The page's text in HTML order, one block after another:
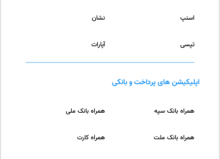
نشان اسنپ
آپارات تپسی
اپلیکیشن های پرداخت و بانکی
همراه بانک ملی همراه بانک سپه
همراه کارت همراه بانک ملت